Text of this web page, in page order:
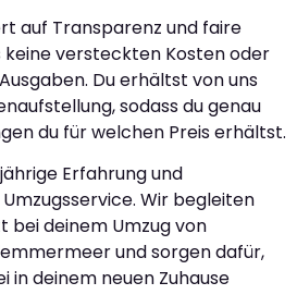
auf Transparenz und faire
keine versteckten Kosten oder
Du erhältst von uns
sodass du genau
du für welchen Preis erhältst.
Erfahrung und
Wir begleiten
bei deinem Umzug von
und sorgen dafür,
in deinem neuen Zuhause